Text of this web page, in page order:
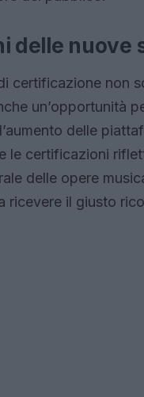
delle nuove
certificazione non
un’opportunità
delle
le certificazioni
delle opere
ricevere il giusto